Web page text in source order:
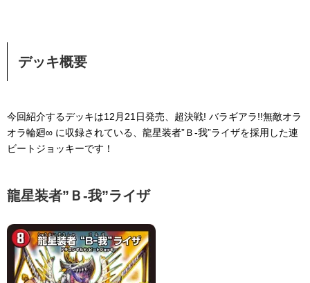
デッキ概要
今回紹介するデッキは12月21日発売、超決戦! バラギアラ!!無敵オラ
オラ輪廻∞ に収録されている、龍星装者”Ｂ-我”ライザを採用した連
ビートジョッキーです！
龍星装者”Ｂ-我”ライザ